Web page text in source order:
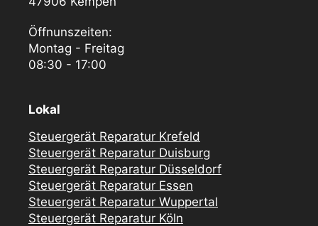
Öffnunszeiten:
Montag - Freitag
08:30 - 17:00
Lokal
Steuergerät Reparatur Krefeld
Steuergerät Reparatur Duisburg
Steuergerät Reparatur Düsseldorf
Steuergerät Reparatur Essen
Steuergerät Reparatur Wuppertal
Steuergerät Reparatur Köln